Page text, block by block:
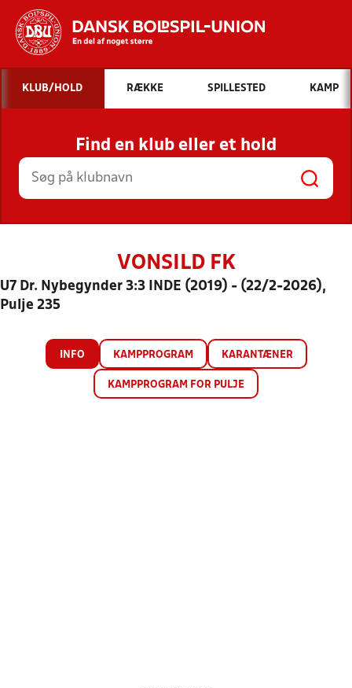
Hvad vil du søge efter?
INDHOLD OG NYHEDER
STILLINGER, RESULTATER, KLUBBER OG
HOLD
KLUB/HOLD RÆKKE SPILLESTED KAMP
Find en klub eller et hold
VONSILD FK
U7 Dr. Nybegynder 3:3 INDE (2019) - (22/2-2026),
Pulje 235
INFO KAMPPROGRAM KARANTÆNER
KAMPPROGRAM FOR PULJE